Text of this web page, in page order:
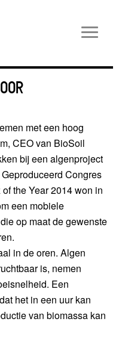
met een hoog
CEO van BioSoil
bij een algenproject
Congres
the Year 2014 won in
een mobiele
op maat de gewenste
in de oren. Algen
is, nemen
Een
het in een uur kan
van biomassa kan